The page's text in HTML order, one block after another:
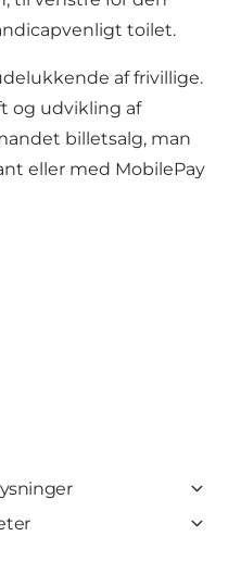
toilet.
af frivillige.
og udvikling af
billetsalg, man
eller med MobilePay